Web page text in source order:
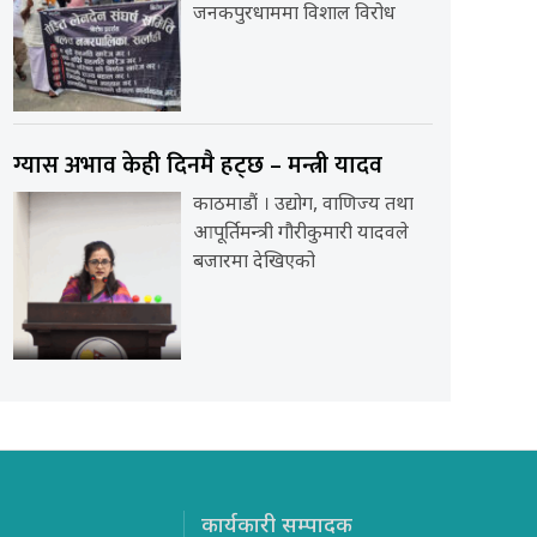
जनकपुरधाममा विशाल विरोध
ग्यास अभाव केही दिनमै हट्छ – मन्त्री यादव
काठमाडौं । उद्योग, वाणिज्य तथा
आपूर्तिमन्त्री गौरीकुमारी यादवले
बजारमा देखिएको
कार्यकारी सम्पादक